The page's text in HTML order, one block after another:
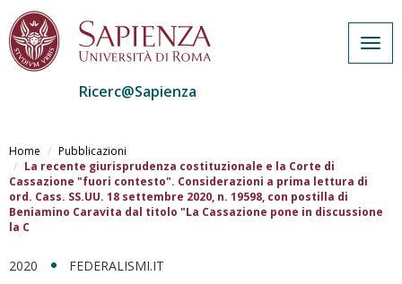
al
contenuto
principale
Ricerc@Sapienza
Home
Pubblicazioni
La recente giurisprudenza costituzionale e la Corte di
Cassazione "fuori contesto". Considerazioni a prima lettura di
ord. Cass. SS.UU. 18 settembre 2020, n. 19598, con postilla di
Beniamino Caravita dal titolo "La Cassazione pone in discussione
la C
2020 FEDERALISMI.IT